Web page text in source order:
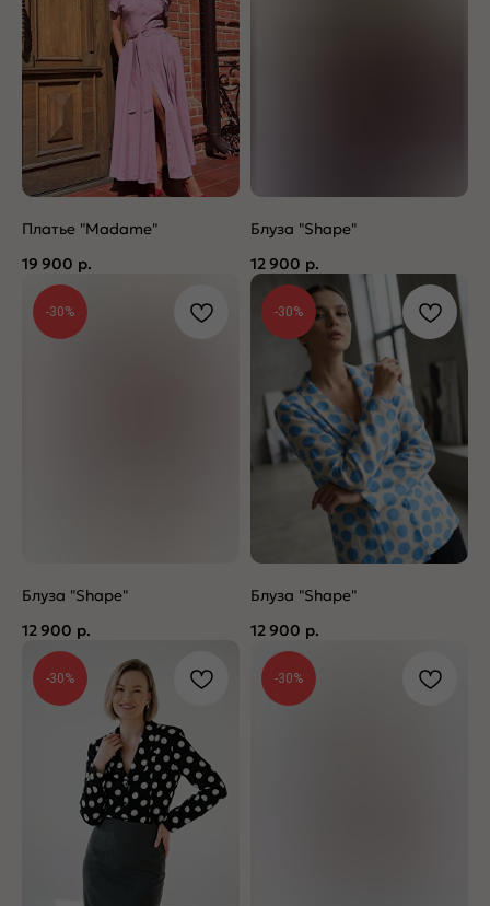
Платье "Madame"
19 900 р.
Блуза "Shape"
12 900 р.
-30%
Блуза "Shape"
12 900 р.
-30%
Блуза "Shape"
12 900 р.
-30% -30%